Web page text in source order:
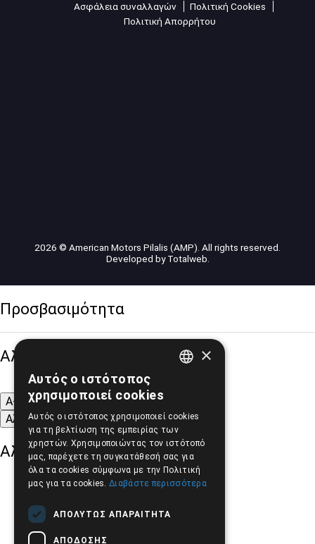
Ασφάλεια συναλλαγών
Πολιτική Cookies
Πολιτική Απορρήτου
2026 © American Motors Pilalis (AMP). All rights reserved.
Developed byTotalweb
Προσβασιμότητα
Αλλαγή Μεγέθους
A- A+
A
Αλλαγή Γραμματοσειράς
Αλλαγή Χρώματος
×
Αυτός ο ιστότοπος
χρησιμοποιεί cookies
Αυτός ο ιστότοπος χρησιμοποιεί cookies
για τη βελτίωση της εμπειρίας των
χρηστών. Χρησιμοποιώντας τον ιστότοπό
μας, παρέχετε τη συγκατάθεσή σας για
όλα τα cookies σύμφωνα με την Πολιτική
μας για τα cookies. Διαβάστε περισσότερα
ΑΠΟΛΎΤΩΣ ΑΠΑΡΑΊΤΗΤΑ
ΑΠΌΔΟΣΗΣ